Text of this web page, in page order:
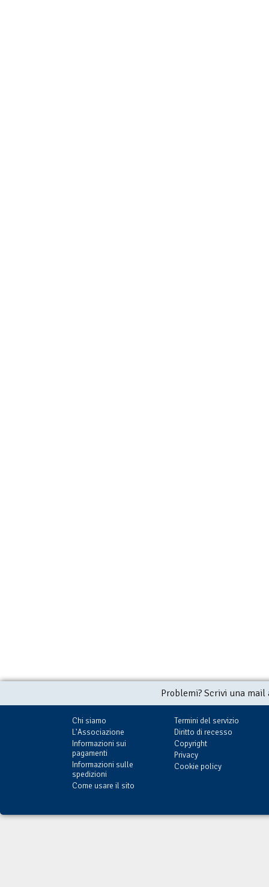
Problemi? Scrivi una
Chi siamo
L'Associazione
Informazioni sui
pagamenti
Informazioni sulle
spedizioni
Come usare il sito
Termini del servizio
Diritto di recesso
Copyright
Privacy
Cookie policy